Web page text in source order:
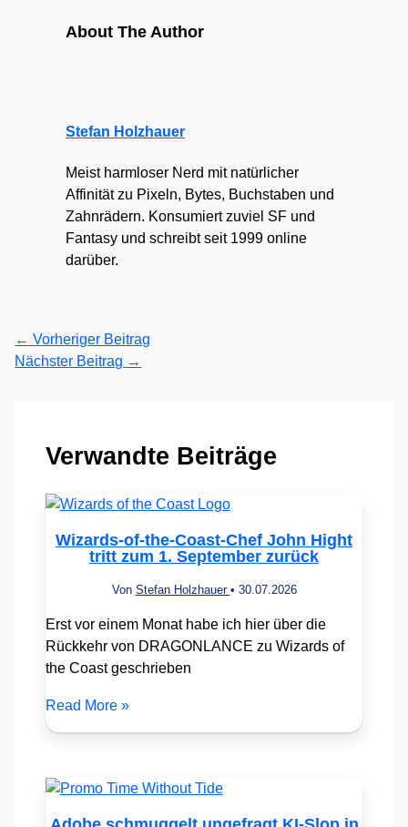
About The Author
Stefan Holzhauer
Meist harmloser Nerd mit natürlicher
Affinität zu Pixeln, Bytes, Buchstaben und
Zahnrädern. Konsumiert zuviel SF und
Fantasy und schreibt seit 1999 online
darüber.
← Vorheriger Beitrag
Nächster Beitrag →
Verwandte Beiträge
Wizards-of-the-Coast-Chef John Hight
tritt zum 1. September zurück
Von Stefan Holzhauer • 30.07.2026
Erst vor einem Monat habe ich hier über die
Rückkehr von DRAGONLANCE zu Wizards of
the Coast geschrieben
Read More »